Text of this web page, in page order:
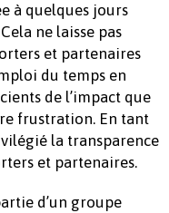
à quelques jours
ne laisse pas
et partenaires
du temps en
de l’impact que
frustration. En tant
la transparence
et partenaires.
d’un groupe